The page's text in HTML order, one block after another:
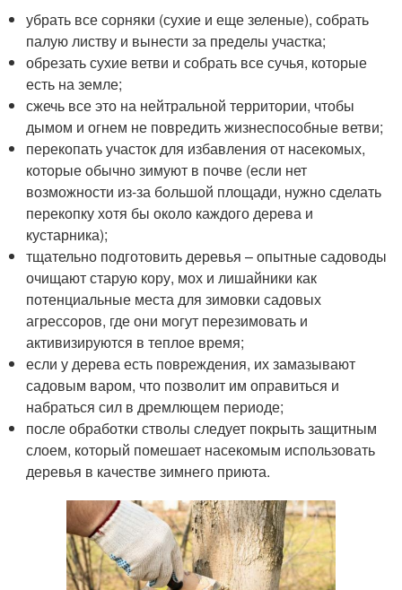
убрать все сорняки (сухие и еще зеленые), собрать
палую листву и вынести за пределы участка;
обрезать сухие ветви и собрать все сучья, которые
есть на земле;
сжечь все это на нейтральной территории, чтобы
дымом и огнем не повредить жизнеспособные ветви;
перекопать участок для избавления от насекомых,
которые обычно зимуют в почве (если нет
возможности из-за большой площади, нужно сделать
перекопку хотя бы около каждого дерева и
кустарника);
тщательно подготовить деревья – опытные садоводы
очищают старую кору, мох и лишайники как
потенциальные места для зимовки садовых
агрессоров, где они могут перезимовать и
активизируются в теплое время;
если у дерева есть повреждения, их замазывают
садовым варом, что позволит им оправиться и
набраться сил в дремлющем периоде;
после обработки стволы следует покрыть защитным
слоем, который помешает насекомым использовать
деревья в качестве зимнего приюта.